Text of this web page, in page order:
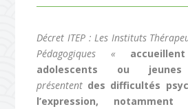
Décret ITEP : Les Instituts
Pédagogiques «
adolescents ou
présentent des difficultés
l’expression, notamment